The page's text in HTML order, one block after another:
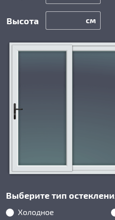
см
Выберите тип
Холодное